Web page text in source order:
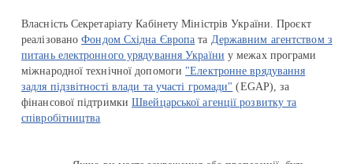
Власність Секретаріату Кабінету Міністрів України. Проєкт
реалізованоФондом Східна Європа та Державним агентством з
питань електронного урядування України у межах програми
міжнародної технічної допомоги "Електронне врядування
задля підзвітності влади та участі громади" (EGAP), за
фінансової підтримкиШвейцарської агенції розвитку та
співробітництва